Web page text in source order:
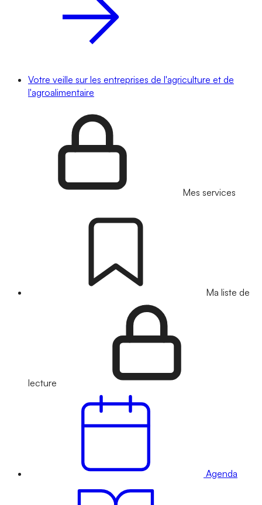
Votre veille sur les entreprises de l'agriculture et de
l'agroalimentaire
Mes services
Ma liste de
lecture
Agenda